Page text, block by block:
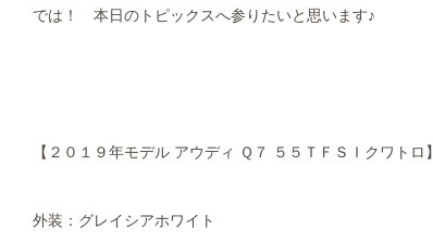
では！ 本日のトピックスへ参りたいと思います♪
【２０１９年モデル アウディ Ｑ７ ５５ＴＦＳＩクワトロ】
外装：グレイシアホワイト